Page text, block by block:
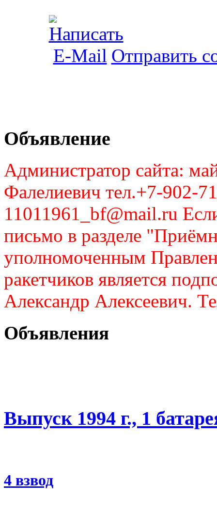
Отправить
Объявление
Администратор сайта:
Фалелиевич тел.+7-902-
11011961_bf@mail.ru
письмо в разделе
уполномоченным
ракетчиков является
Александр Алексеевич.
Объявления
Выпуск 1994 г., 1
4 взвод